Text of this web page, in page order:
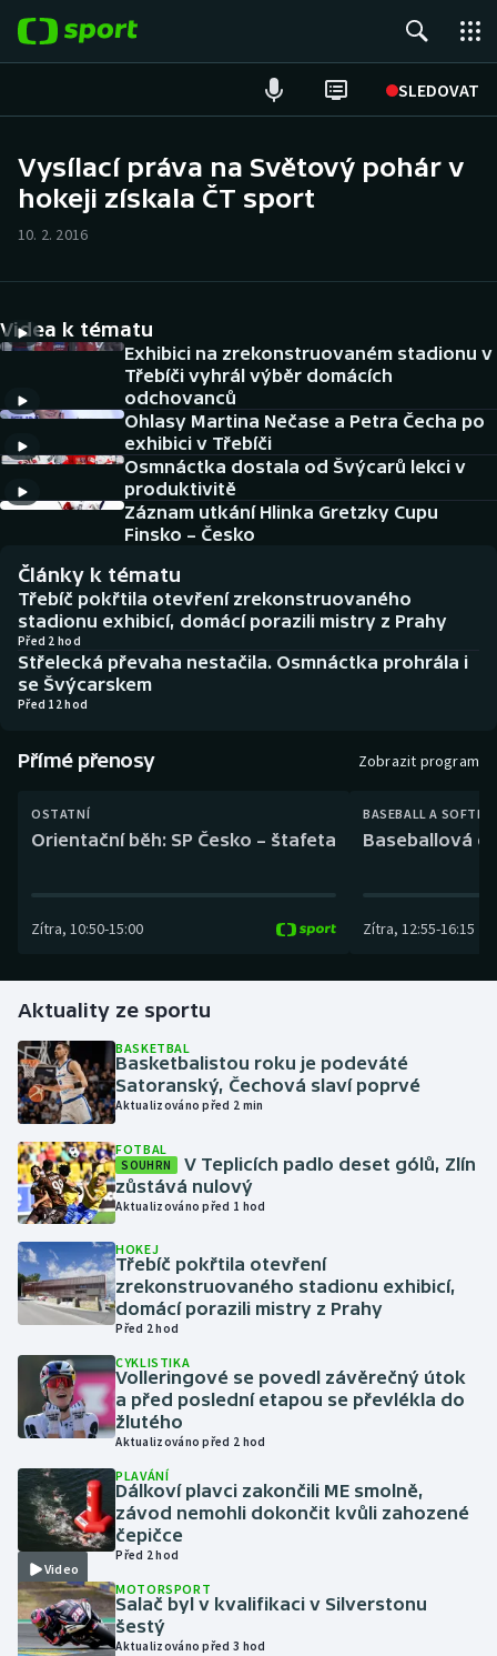
SLEDOVAT
Hokej
Cyklistika
DALŠÍ SPORTY
Americký fotbal
Baseball a softbal
Basketbal
Biatlon
Boby a skeleton
Dostihy
Futsal
Gymnastika
Házená
Jezdectví
Judo
Krasobruslení
Lezení
Lyže a snowboard
Moderní pětiboj
Motorsport
Olympijské hry
Parasport
Plavání
NEPŘEHLÉDNĚTE
Soutěže
Historické návraty
Aplikace ČT sport
AZ kvíz
Vysílací práva na Světový pohár v
hokeji získala ČT sport
10. 2. 2016
Videa k tématu
Exhibici na zrekonstruovaném stadionu v
Třebíči vyhrál výběr domácích
odchovanců
Ohlasy Martina Nečase a Petra Čecha po
exhibici v Třebíči
Osmnáctka dostala od Švýcarů lekci v
produktivitě
Záznam utkání Hlinka Gretzky Cupu
Finsko – Česko
Články k tématu
Třebíč pokřtila otevření zrekonstruovaného
stadionu exhibicí, domácí porazili mistry z Prahy
Před 2 hod
Střelecká převaha nestačila. Osmnáctka prohrála i
se Švýcarskem
Před 12 hod
Přímé přenosy Zobrazit program
OSTATNÍ
Orientační běh: SP Česko – štafeta
Zítra, 10:50-15:00
BASEBALL A
Baseballová
Zítra, 12:55-16:15
Aktuality ze sportu
BASKETBAL
Basketbalistou roku je podeváté
Satoranský, Čechová slaví poprvé
Aktualizováno před 2 min
FOTBAL
SOUHRN
V Teplicích padlo deset gólů, Zlín
zůstává nulový
Aktualizováno před 1 hod
HOKEJ
Třebíč pokřtila otevření
zrekonstruovaného stadionu exhibicí,
domácí porazili mistry z Prahy
Před 2 hod
CYKLISTIKA
Volleringové se povedl závěrečný útok
a před poslední etapou se převlékla do
žlutého
Aktualizováno před 2 hod
Video
PLAVÁNÍ
Dálkoví plavci zakončili ME smolně,
závod nemohli dokončit kvůli zahozené
čepičce
Před 2 hod
MOTORSPORT
Salač byl v kvalifikaci v Silverstonu
šestý
Aktualizováno před 3 hod